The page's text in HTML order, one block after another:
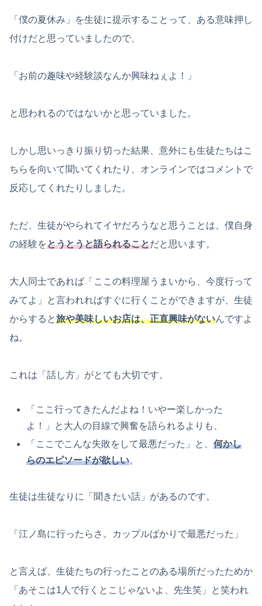
「僕の夏休み」を生徒に提示することって、ある意味押し
付けだと思っていましたので、
「お前の趣味や経験談なんか興味ねぇよ！」
と思われるのではないかと思っていました。
しかし思いっきり振り切った結果、意外にも生徒たちはこ
ちらを向いて聞いてくれたり、オンラインではコメントで
反応してくれたりしました。
ただ、生徒がやられてイヤだろうなと思うことは、僕自身
の経験をとうとうと語られることだと思います。
大人同士であれば「ここの料理屋うまいから、今度行って
みてよ」と言われればすぐに行くことができますが、生徒
からすると旅や美味しいお店は、正直興味がないんですよ
ね。
これは「話し方」がとても大切です。
「ここ行ってきたんだよね！いやー楽しかった
よ！」と大人の目線で興奮を語られるよりも、
「ここでこんな失敗をして最悪だった」と、何かし
らのエピソードが欲しい。
生徒は生徒なりに「聞きたい話」があるのです。
「江ノ島に行ったらさ。カップルばかりで最悪だった」
と言えば、生徒たちの行ったことのある場所だったためか
「あそこは1人で行くとこじゃないよ、先生笑」と笑われ